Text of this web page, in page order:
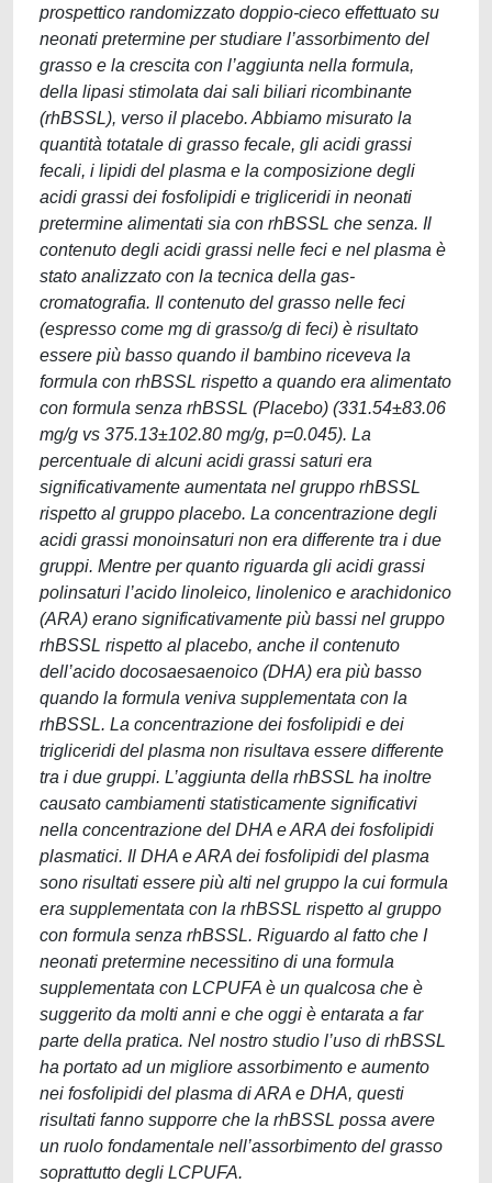
prospettico randomizzato doppio-cieco effettuato su
neonati pretermine per studiare l’assorbimento del
grasso e la crescita con l’aggiunta nella formula,
della lipasi stimolata dai sali biliari ricombinante
(rhBSSL), verso il placebo. Abbiamo misurato la
quantità totatale di grasso fecale, gli acidi grassi
fecali, i lipidi del plasma e la composizione degli
acidi grassi dei fosfolipidi e trigliceridi in neonati
pretermine alimentati sia con rhBSSL che senza. Il
contenuto degli acidi grassi nelle feci e nel plasma è
stato analizzato con la tecnica della gas-
cromatografia. Il contenuto del grasso nelle feci
(espresso come mg di grasso/g di feci) è risultato
essere più basso quando il bambino riceveva la
formula con rhBSSL rispetto a quando era alimentato
con formula senza rhBSSL (Placebo) (331.54±83.06
mg/g vs 375.13±102.80 mg/g, p=0.045). La
percentuale di alcuni acidi grassi saturi era
significativamente aumentata nel gruppo rhBSSL
rispetto al gruppo placebo. La concentrazione degli
acidi grassi monoinsaturi non era differente tra i due
gruppi. Mentre per quanto riguarda gli acidi grassi
polinsaturi l’acido linoleico, linolenico e arachidonico
(ARA) erano significativamente più bassi nel gruppo
rhBSSL rispetto al placebo, anche il contenuto
dell’acido docosaesaenoico (DHA) era più basso
quando la formula veniva supplementata con la
rhBSSL. La concentrazione dei fosfolipidi e dei
trigliceridi del plasma non risultava essere differente
tra i due gruppi. L’aggiunta della rhBSSL ha inoltre
causato cambiamenti statisticamente significativi
nella concentrazione del DHA e ARA dei fosfolipidi
plasmatici. Il DHA e ARA dei fosfolipidi del plasma
sono risultati essere più alti nel gruppo la cui formula
era supplementata con la rhBSSL rispetto al gruppo
con formula senza rhBSSL. Riguardo al fatto che I
neonati pretermine necessitino di una formula
supplementata con LCPUFA è un qualcosa che è
suggerito da molti anni e che oggi è entarata a far
parte della pratica. Nel nostro studio l’uso di rhBSSL
ha portato ad un migliore assorbimento e aumento
nei fosfolipidi del plasma di ARA e DHA, questi
risultati fanno supporre che la rhBSSL possa avere
un ruolo fondamentale nell’assorbimento del grasso
soprattutto degli LCPUFA.